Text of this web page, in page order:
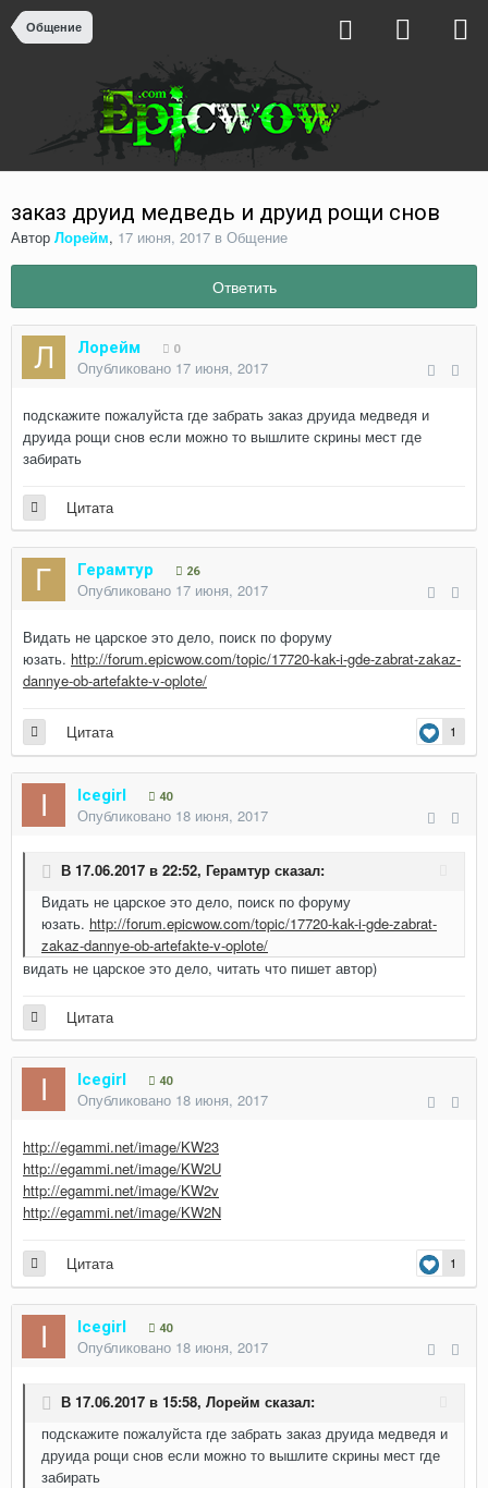
Общение
заказ друид медведь и друид рощи снов
Автор Лорейм, 17 июня, 2017 в Общение
Ответить
Лорейм 0
Опубликовано 17 июня, 2017
подскажите пожалуйста где забрать заказ друида медведя и
друида рощи снов если можно то вышлите скрины мест где
забирать
Цитата
Герамтур 26
Опубликовано 17 июня, 2017
Видать не царское это дело, поиск по форуму
юзать. http://forum.epicwow.com/topic/17720-kak-i-gde-zabrat-zakaz-
dannye-ob-artefakte-v-oplote/
1
Цитата
Icegirl 40
Опубликовано 18 июня, 2017
В 17.06.2017 в 22:52, Герамтур сказал:
Видать не царское это дело, поиск по форуму
юзать. http://forum.epicwow.com/topic/17720-kak-i-gde-zabrat-
zakaz-dannye-ob-artefakte-v-oplote/
видать не царское это дело, читать что пишет автор)
Цитата
Icegirl 40
Опубликовано 18 июня, 2017
http://egammi.net/image/KW23
http://egammi.net/image/KW2U
http://egammi.net/image/KW2v
http://egammi.net/image/KW2N
1
Цитата
Icegirl 40
Опубликовано 18 июня, 2017
В 17.06.2017 в 15:58, Лорейм сказал:
подскажите пожалуйста где забрать заказ друида медведя и
друида рощи снов если можно то вышлите скрины мест где
забирать